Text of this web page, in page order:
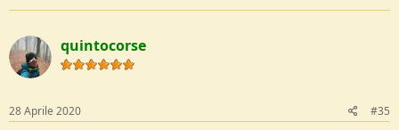
quintocorse
28 Aprile 2020 #35